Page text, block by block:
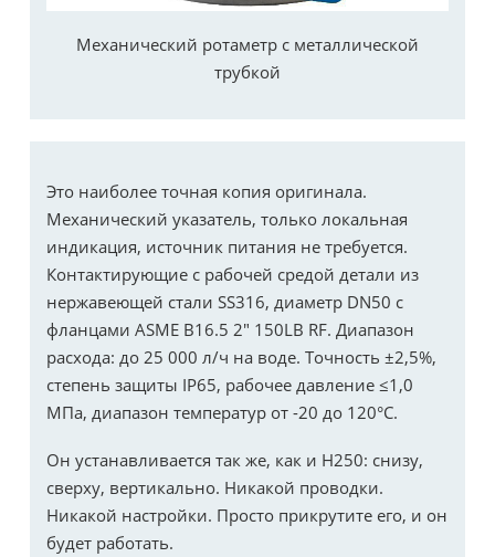
Механический ротаметр с металлической
трубкой
Это наиболее точная копия оригинала.
Механический указатель, только локальная
индикация, источник питания не требуется.
Контактирующие с рабочей средой детали из
нержавеющей стали SS316, диаметр DN50 с
фланцами ASME B16.5 2" 150LB RF. Диапазон
расхода: до 25 000 л/ч на воде. Точность ±2,5%,
степень защиты IP65, рабочее давление ≤1,0
МПа, диапазон температур от -20 до 120°C.
Он устанавливается так же, как и H250: снизу,
сверху, вертикально. Никакой проводки.
Никакой настройки. Просто прикрутите его, и он
будет работать.